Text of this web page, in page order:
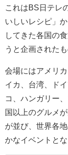
これはBS日テレ
いしいレシピ」
してきた各国の
うと企画されたも
会場にはアメリ
イカ、台湾、ド
コ、ハンガリー
国以上のグルメ
が並び、世界各
かなイベントとな